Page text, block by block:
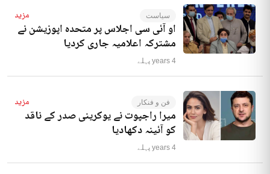
سیاست مزید
او آئی سی اجلاس پر متحدہ اپوزیشن نے
مشترکہ اعلامیہ جاری کردیا
4 years پہلے
فن و فنکار مزید
میرا راجپوت نے یوکرینی صدر کے ناقد
کو آئینہ دکھادیا
4 years پہلے